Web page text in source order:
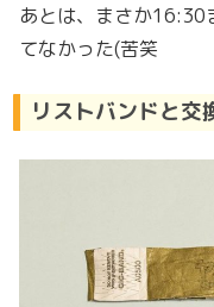
あとは、まさか16:30
てなかった(苦笑
リストバンドと交